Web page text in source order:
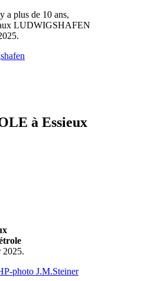
a plus de 10 ans,
LUDWIGSHAFEN
à Essieux
2025.